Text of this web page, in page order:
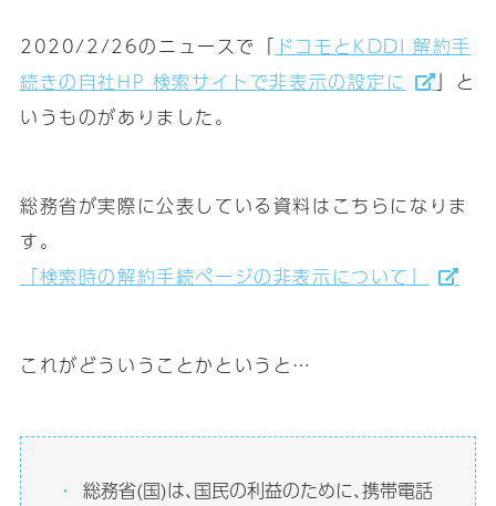
2020/2/26のニュースで「 ドコモとKDDI 解約手
続きの自社HP 検索サイトで非表示の設定に
」と
いうものがありました｡
総務省が実際に公表している資料はこちらになりま
す｡
「検索時の解約手続ページの非表示について」
これがどういうことかというと…
総務省(国)は､国民の利益のために､携帯電話